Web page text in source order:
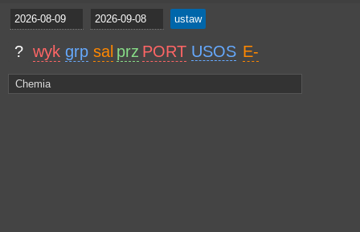
? wyk grp sal prz PORT USOS E-
Chemia